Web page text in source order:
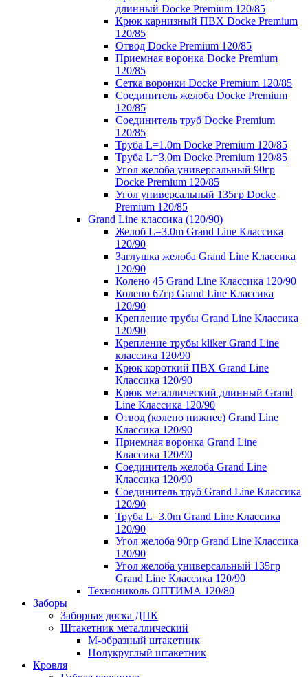
длинный Docke Premium 120/85
Крюк карнизный ПВХ Docke Premium
120/85
Отвод Docke Premium 120/85
Приемная воронка Docke Premium
120/85
Сетка воронки Docke Premium 120/85
Соединитель желоба Docke Premium
120/85
Соединитель труб Docke Premium
120/85
Труба L=1.0m Docke Premium 120/85
Труба L=3,0m Docke Premium 120/85
Угол желоба универсальный 90гр
Docke Premium 120/85
Угол универсальный 135гр Docke
Premium 120/85
Grand Line классика (120/90)
Желоб L=3.0m Grand Line Классика
120/90
Заглушка желоба Grand Line Классика
120/90
Колено 45 Grand Line Классика 120/90
Колено 67гр Grand Line Классика
120/90
Крепление трубы Grand Line Классика
120/90
Крепление трубы kliker Grand Line
классика 120/90
Крюк короткий ПВХ Grand Line
Классика 120/90
Крюк металлический длинный Grand
Line Классика 120/90
Отвод (колено нижнее) Grand Line
Классика 120/90
Приемная воронка Grand Line
Классика 120/90
Соединитель желоба Grand Line
Классика 120/90
Соединитель труб Grand Line Классика
120/90
Труба L=3.0m Grand Line Классика
120/90
Угол желоба 90гр Grand Line Классика
120/90
Угол желоба универсальный 135гр
Grand Line Классика 120/90
Технониколь ОПТИМА 120/80
Заборы
Заборная доска ДПК
Штакетник металлический
М-образный штакетник
Полукруглый штакетник
Кровля